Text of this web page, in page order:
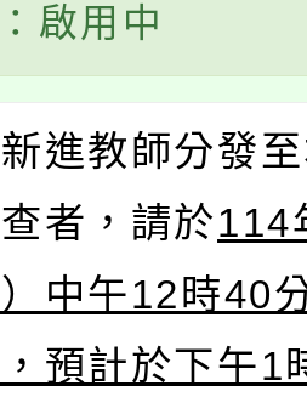
啟用中
進教師分發
者，請於114
）中午12時40
預計於下午1